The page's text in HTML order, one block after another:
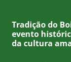
Tradição do
evento
da cultura